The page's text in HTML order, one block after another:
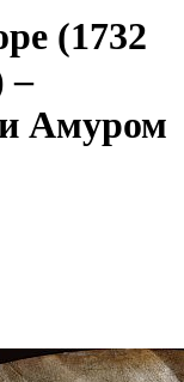
(1732
–
Амуром